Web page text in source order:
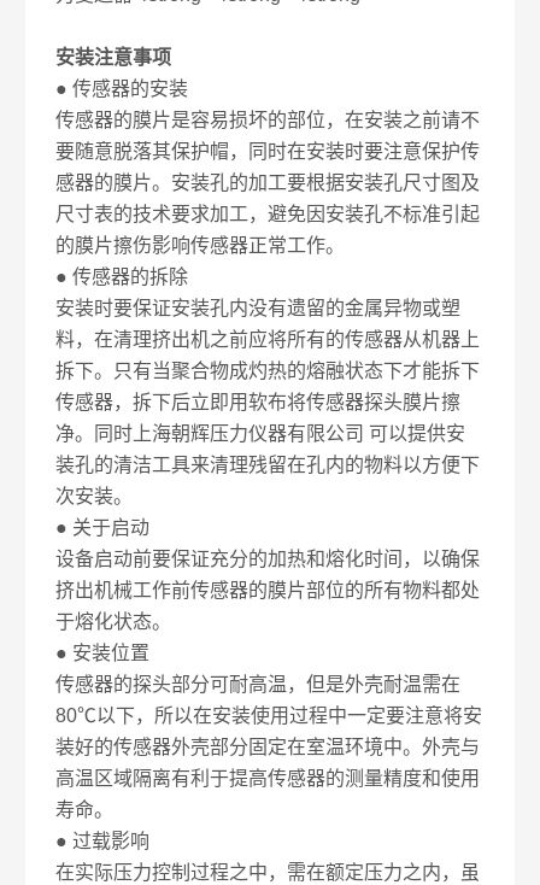
安装注意事项
● 传感器的安装
传感器的膜片是容易损坏的部位，在安装之前请不
要随意脱落其保护帽，同时在安装时要注意保护传
感器的膜片。安装孔的加工要根据安装孔尺寸图及
尺寸表的技术要求加工，避免因安装孔不标准引起
的膜片擦伤影响传感器正常工作。
● 传感器的拆除
安装时要保证安装孔内没有遗留的金属异物或塑
料，在清理挤出机之前应将所有的传感器从机器上
拆下。只有当聚合物成灼热的熔融状态下才能拆下
传感器，拆下后立即用软布将传感器探头膜片擦
净。同时上海朝辉压力仪器有限公司 可以提供安
装孔的清洁工具来清理残留在孔内的物料以方便下
次安装。
● 关于启动
设备启动前要保证充分的加热和熔化时间，以确保
挤出机械工作前传感器的膜片部位的所有物料都处
于熔化状态。
● 安装位置
传感器的探头部分可耐高温，但是外壳耐温需在
80℃以下，所以在安装使用过程中一定要注意将安
装好的传感器外壳部分固定在室温环境中。外壳与
高温区域隔离有利于提高传感器的测量精度和使用
寿命。
● 过载影响
在实际压力控制过程之中，需在额定压力之内，虽